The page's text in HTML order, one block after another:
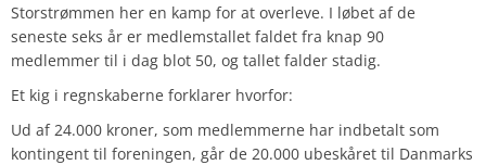
Storstrømmen her en kamp for at overleve. I løbet af de
seneste seks år er medlemstallet faldet fra knap 90
medlemmer til i dag blot 50, og tallet falder stadig.
Et kig i regnskaberne forklarer hvorfor:
Ud af 24.000 kroner, som medlemmerne har indbetalt som
kontingent til foreningen, går de 20.000 ubeskåret til Danmarks